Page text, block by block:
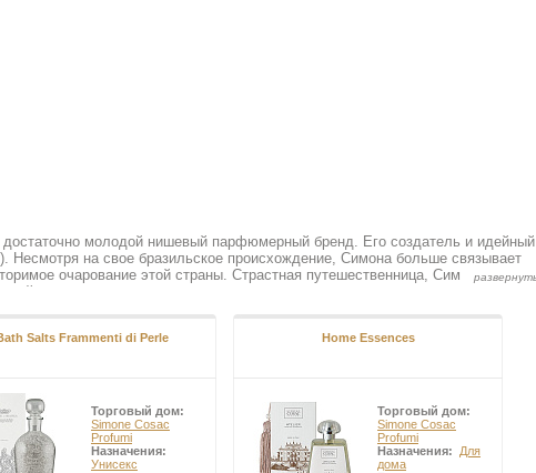
молодой нишевый парфюмерный бренд. Его создатель и идейный
на свое бразильское происхождение, Симона больше связывает
очарование этой страны. Страстная путешественница, Симона ищет
разных народов мира, в их причудливом переплетении.
Salts Frammenti di Perle
Торговый дом:
Simone Cosac
Profumi
Назначения:
Унисекс
Home Essences
Торговый дом:
Simone Cosac
Profumi
Назначения: Для
дома